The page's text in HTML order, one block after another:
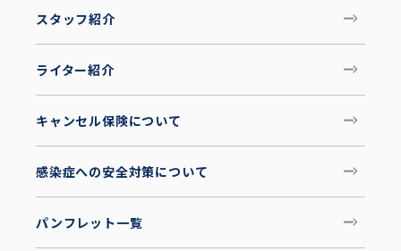
スタッフ紹介
ライター紹介
キャンセル保険について
感染症への安全対策について
パンフレット一覧